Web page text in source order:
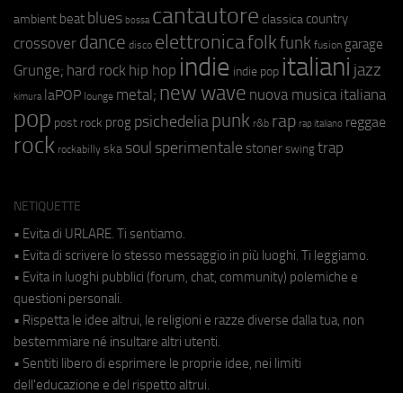
ambient beat blues bossa cantautore classica country
crossover dance disco elettronicafolkfunk fusion garage
Grunge; hard rock hip hop indie indie pop italiani jazz
kimura laPOP lounge metal; new wave nuova musica italiana
pop post rock prog psichedeliapunk r&b rap rap italiano reggae
rock rockabilly ska soul sperimentale stoner swing trap
NETIQUETTE
• Evita di URLARE. Ti sentiamo.
• Evita di scrivere lo stesso messaggio in più luoghi. Ti leggiamo.
• Evita in luoghi pubblici (forum, chat, community) polemiche e
questioni personali.
• Rispetta le idee altrui, le religioni e razze diverse dalla tua, non
bestemmiare né insultare altri utenti.
• Sentiti libero di esprimere le proprie idee, nei limiti
dell'educazione e del rispetto altrui.